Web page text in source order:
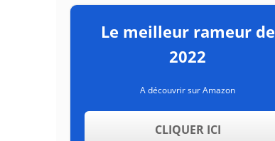
Le meilleur rameur de
2022
A découvrir sur Amazon
CLIQUER ICI